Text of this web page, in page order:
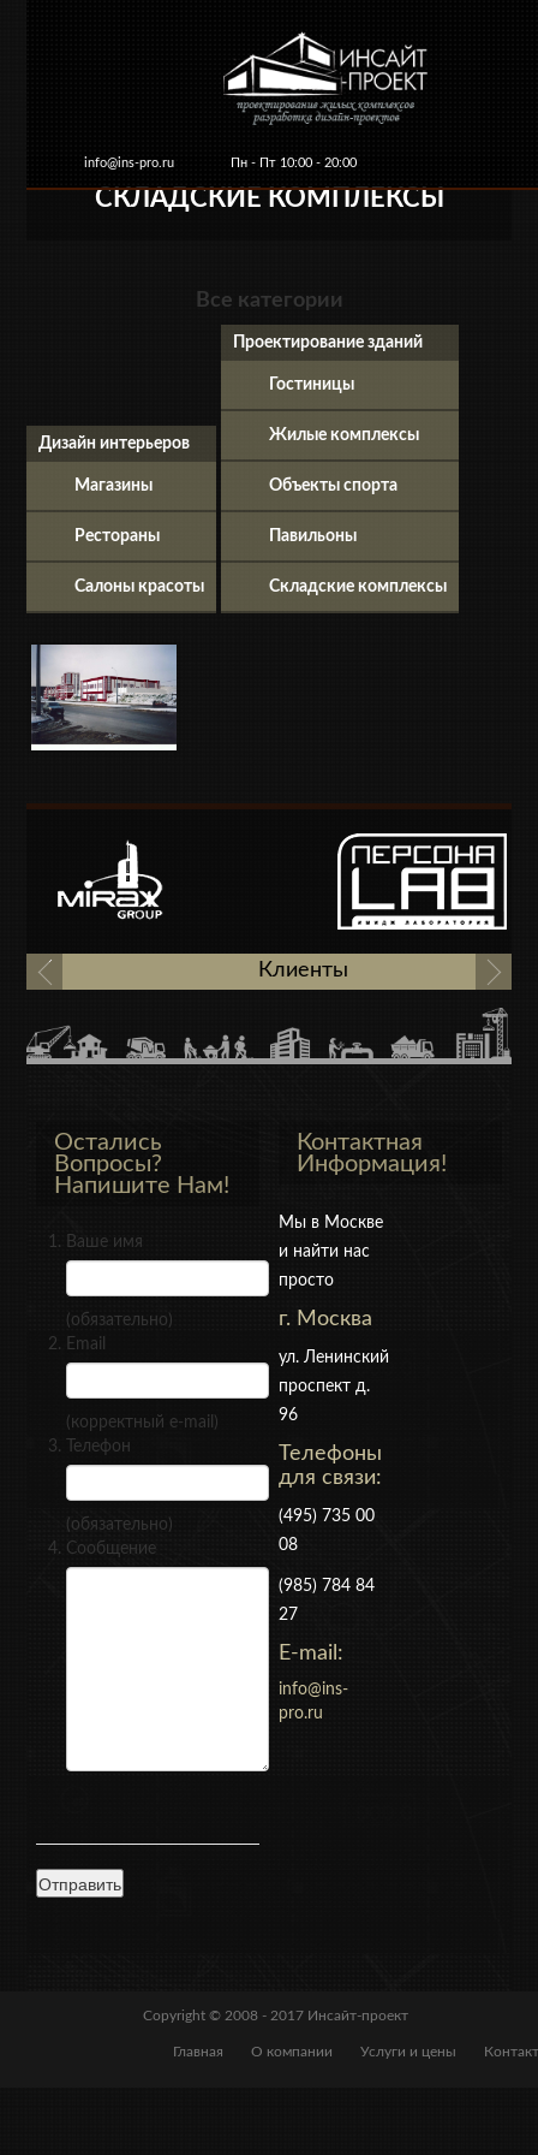
info@ins-pro.ru Пн - Пт 10:00 - 20:00
СКЛАДСКИЕ КОМПЛЕКСЫ
Все категории
Дизайн интерьеров
Магазины
Рестораны
Салоны красоты
Проектирование зданий
Гостиницы
Жилые комплексы
Объекты спорта
Павильоны
Складские комплексы
Клиенты
Остались
Вопросы?
Напишите Нам!
Ваше имя
(обязательно)
Email
(корректный e-mail)
Телефон
(обязательно)
Сообщение
Контактная
Информация!
Мы в Москве
и найти нас
просто
г. Москва
ул. Ленинский
проспект д.
96
Телефоны
для связи:
(495) 735 00
08
(985) 784 84
27
E-mail:
info@ins-
pro.ru
Copyright © 2008 - 2017 Инсайт-проект
Главная О компании Услуги и цены